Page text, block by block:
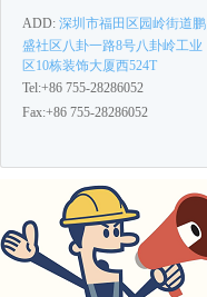
ADD: 深圳市福田区园岭街道鹏
盛社区八卦一路8号八卦岭工业
区10栋装饰大厦西524T
Tel:+86 755-28286052
Fax:+86 755-28286052